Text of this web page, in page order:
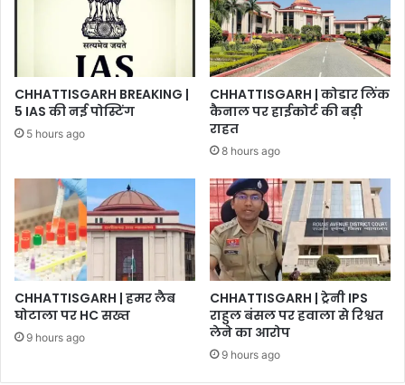
CHHATTISGARH BREAKING |
5 IAS की नई पोस्टिंग
5 hours ago
CHHATTISGARH | कोडार लिंक
कैनाल पर हाईकोर्ट की बड़ी
राहत
8 hours ago
CHHATTISGARH | हमर लैब
घोटाला पर HC सख्त
9 hours ago
CHHATTISGARH | ट्रेनी IPS
राहुल बंसल पर हवाला से रिश्वत
लेने का आरोप
9 hours ago